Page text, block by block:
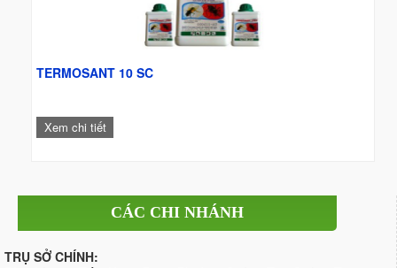
TERMOSANT 10 SC
Xem chi tiết
CÁC CHI NHÁNH
TRỤ SỞ CHÍNH: